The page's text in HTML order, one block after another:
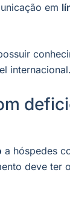
em
internacional.
a hóspedes
deve ter